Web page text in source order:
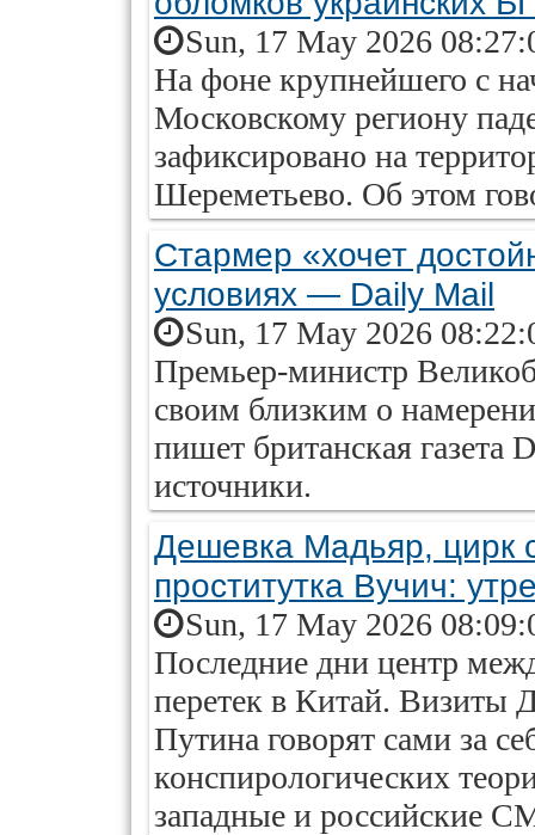
Sun, 17 May 2026
На фоне крупнейшего с
Московскому региону
зафиксировано на
Шереметьево. Об этом
Стармер «хочет
условиях — Daily Mail
Sun, 17 May 2026
Премьер-министр
своим близким о
пишет британская газета
источники.
Дешевка Мадьяр, цирк
проститутка Вучич:
Sun, 17 May 2026
Последние дни центр
перетек в Китай. Визиты
Путина говорят сами за
конспирологических
западные и российские